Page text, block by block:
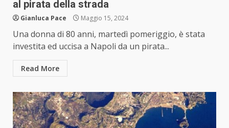
al pirata della strada
Gianluca Pace Maggio 15, 2024
Una donna di 80 anni, martedì pomeriggio, è stata
investita ed uccisa a Napoli da un pirata...
Read More